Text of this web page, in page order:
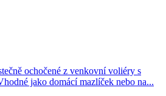
ochočené z venkovní voliéry s
jako domácí mazlíček nebo na...